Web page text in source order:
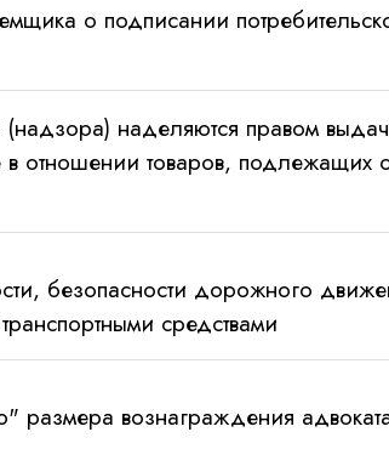
о подписании
наделяются правом
отношении товаров, подлежащих
безопасности дорожного
средствами
размера вознаграждения